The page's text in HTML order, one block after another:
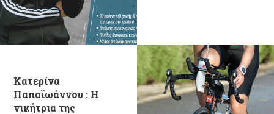
Κατερίνα
Παπαϊωάννου : Η
νικήτρια της